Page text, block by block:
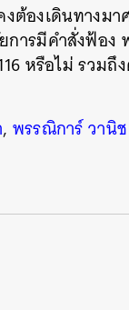
องเดินทางมา
ารมีคำสั่งฟ้อ
หรือไม่ รวมถึ
, พรรณิการ์ วานิช